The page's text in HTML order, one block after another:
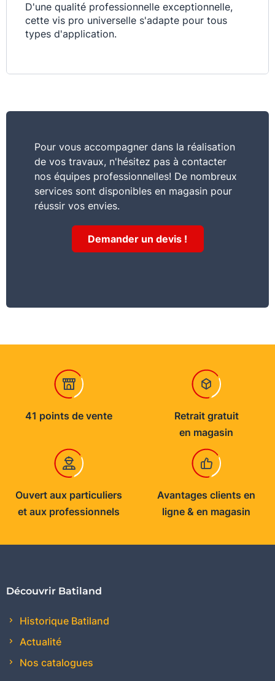
D'une qualité professionnelle exceptionnelle,
cette vis pro universelle s'adapte pour tous
types d'application.
Pour vous accompagner dans la réalisation
de vos travaux, n'hésitez pas à contacter
nos équipes professionnelles! De nombreux
services sont disponibles en magasin pour
réussir vos envies.
Demander un devis !
41 points de vente
Retrait gratuit
en magasin
Ouvert aux particuliers
et aux professionnels
Avantages clients en
ligne & en magasin
Découvrir Batiland
Historique Batiland
Actualité
Nos catalogues